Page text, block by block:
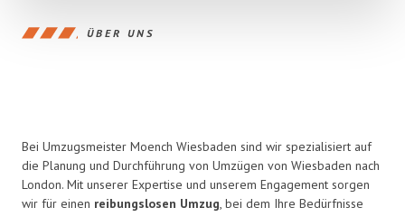
ÜBER UNS
Bei Umzugsmeister Moench Wiesbaden sind wir spezialisiert auf
die Planung und Durchführung von Umzügen von Wiesbaden nach
London. Mit unserer Expertise und unserem Engagement sorgen
wir für einen reibungslosen Umzug, bei dem Ihre Bedürfnisse